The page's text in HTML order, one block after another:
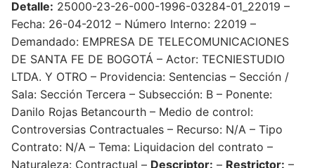
Detalle: 25000-23-26-000-1996-03284-01_22019 –
Fecha: 26-04-2012 – Número Interno: 22019 –
Demandado: EMPRESA DE TELECOMUNICACIONES
DE SANTA FE DE BOGOTÁ – Actor: TECNIESTUDIO
LTDA. Y OTRO – Providencia: Sentencias – Sección /
Sala: Sección Tercera – Subsección: B – Ponente:
Danilo Rojas Betancourth – Medio de control:
Controversias Contractuales – Recurso: N/A – Tipo
Contrato: N/A – Tema: Liquidacion del contrato –
Naturaleza: Contractual – Descriptor: – Restrictor: –